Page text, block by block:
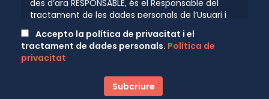
des d’ara RESPONSABLE, és el Responsable del
tractament de les dades personals de l’Usuari i
conformitat amb el que disposen les normatives
vigents en protecció de dades personals, el
Reglament (UE) 2016/679 de 27 d’abril de 2016
(GDPR) relatiu a la protecció de les persones
físiques pel que fa al tractament de dades
Accepto la política de privacitat i el
tractament de dades personals. Política de
privacitat